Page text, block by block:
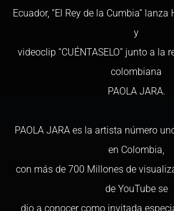
Ecuador, “El Rey de la Cumbia” lanza
y
videoclip “CUÉNTASELO” junto a la
colombiana
PAOLA JARA.
PAOLA JARA es la artista número
en Colombia,
con más de 700 Millones de
de YouTube se
dio a conocer como invitada